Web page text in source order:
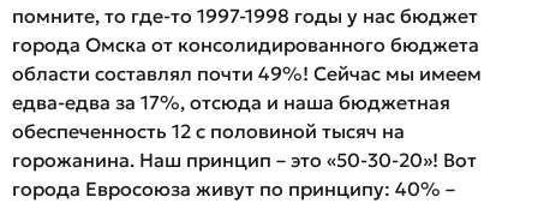
помните, то где-то 1997-1998 годы у нас бюджет
города Омска от консолидированного бюджета
области составлял почти 49%! Сейчас мы имеем
едва-едва за 17%, отсюда и наша бюджетная
обеспеченность 12 с половиной тысяч на
горожанина. Наш принцип – это «50-30-20»! Вот
города Евросоюза живут по принципу: 40% –